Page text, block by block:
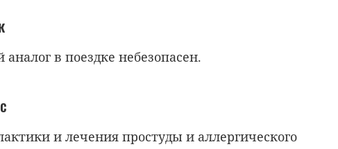
в поездке небезопасен.
и лечения простуды и аллергического